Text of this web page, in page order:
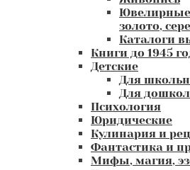
Ювелирные
золото,
Каталоги
Книги до 1945
Детские
Для
Для
Психология
Юридические
Кулинария и
Фантастика и
Мифы, магия,